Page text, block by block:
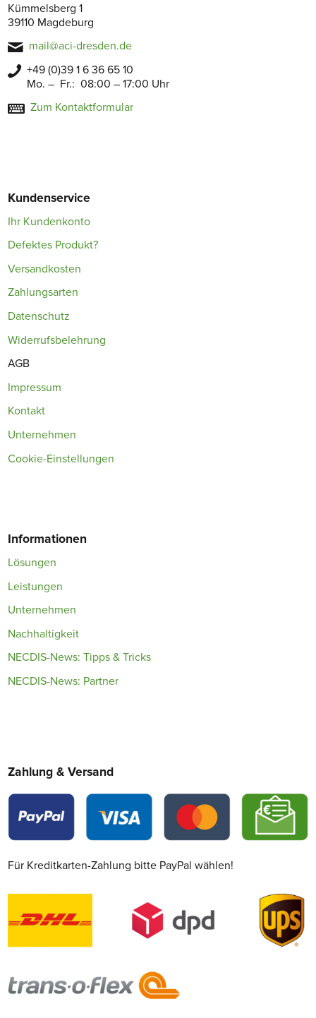
Kümmelsberg 1
39110 Magdeburg
mail@aci-dresden.de
+49 (0)39 1 6 36 65 10
Mo. – Fr.: 08:00 – 17:00 Uhr
Zum Kontaktformular
Kundenservice
Ihr Kundenkonto
Defektes Produkt?
Versandkosten
Zahlungsarten
Datenschutz
Widerrufsbelehrung
AGB
Impressum
Kontakt
Unternehmen
Cookie-Einstellungen
Informationen
Lösungen
Leistungen
Unternehmen
Nachhaltigkeit
NECDIS-News: Tipps & Tricks
NECDIS-News: Partner
Zahlung & Versand
Für Kreditkarten-Zahlung bitte PayPal wählen!